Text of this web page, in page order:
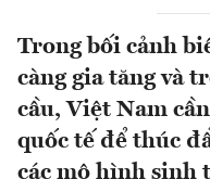
Trong bối cảnh
càng gia tăng và
cầu, Việt Nam
quốc tế để thúc
các mô hình sinh